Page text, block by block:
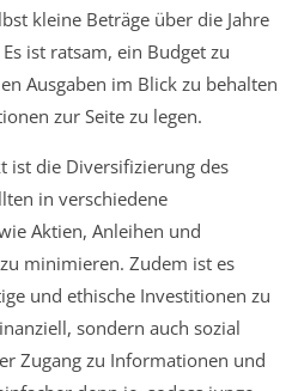
kleine Beträge über die Jahre
ist ratsam, ein Budget zu
Ausgaben im Blick zu behalten
zur Seite zu legen.
ist die Diversifizierung des
in verschiedene
Aktien, Anleihen und
minimieren. Zudem ist es
und ethische Investitionen zu
sondern auch sozial
Zugang zu Informationen und